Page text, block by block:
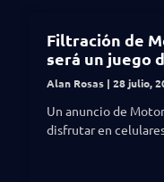
Filtración de
será un juego
Alan Rosas 28 julio,
Un anuncio de
disfrutar en